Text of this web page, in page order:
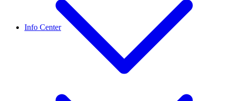
Info Center